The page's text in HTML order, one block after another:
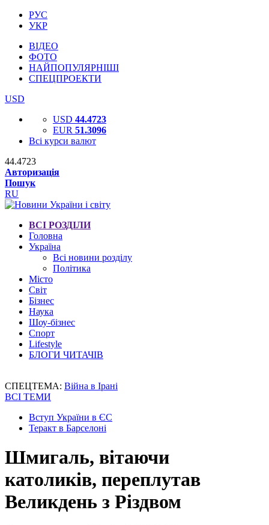
РУС
УКР
ВІДЕО
ФОТО
НАЙПОПУЛЯРНІШІ
СПЕЦПРОЕКТИ
USD
USD 44.4723
EUR 51.3096
Всі курси валют
44.4723
Авторизація
Пошук
RU
ВСІ РОЗДІЛИ
Головна
Україна
Всі новини розділу
Політика
Місто
Світ
Бізнес
Наука
Шоу-бізнес
Спорт
Lifestyle
БЛОГИ ЧИТАЧІВ
СПЕЦТЕМА: Війна в Ірані
ВСІ ТЕМИ
Вступ України в ЄС
Теракт в Барселоні
Шмигаль, вітаючи
католиків, переплутав
Великдень з Різдвом